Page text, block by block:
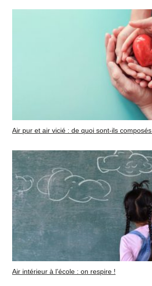
Air pur et air vicié : de quoi sont-ils
Air intérieur à l’école : on respire !